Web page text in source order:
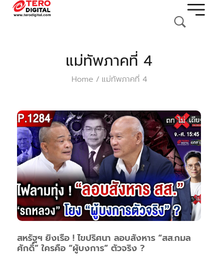
แม่ทัพภาคที่ 4
Home / แม่ทัพภาคที่ 4
สหรัฐฯ ยิงเรือ ! ไขปริศนา ลอบสังหาร “สส.กมล
ศักดิ์” ใครคือ “ผู้บงการ” ตัวจริง ?